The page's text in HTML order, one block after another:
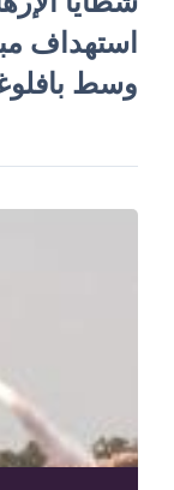
استهداف
وسط